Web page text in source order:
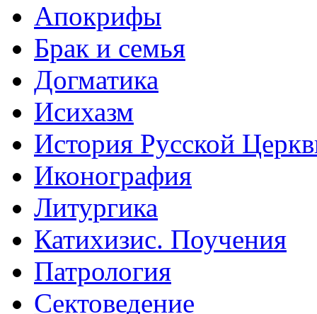
Апокрифы
Брак и семья
Догматика
Исихазм
История Русской
Иконография
Литургика
Катихизис. Поучения
Патрология
Сектоведение